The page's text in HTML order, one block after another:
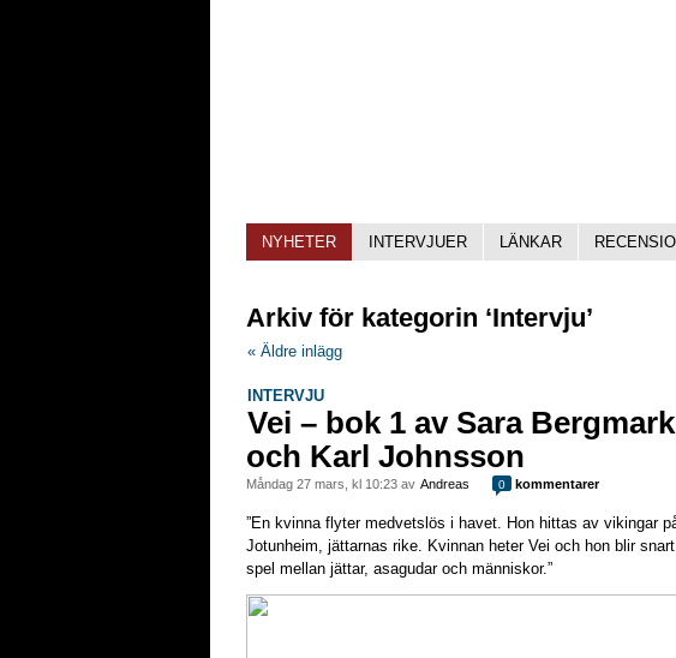
NYHETER INTERVJUER LÄNKAR
Arkiv för kategorin ‘Intervju’
« Äldre inlägg
INTERVJU
Vei – bok 1 av Sara
och Karl Johnsson
måndag 27 mars, kl 10:23 av Andreas 0 kommentarer
”En kvinna flyter medvetslös i havet. Hon hittas av vikingar
Jotunheim, jättarnas rike. Kvinnan heter Vei och hon blir
spel mellan jättar, asagudar och människor.”